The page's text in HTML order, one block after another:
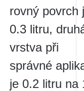
rovný povrch
0.3 litru,
vrstva při
správné
je 0.2 litru na